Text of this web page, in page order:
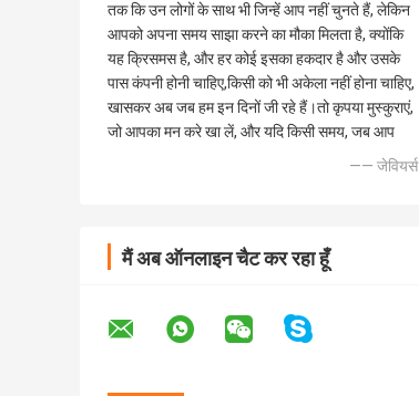
तक ​​कि उन लोगों के साथ भी जिन्हें आप नहीं चुनते हैं, लेकिन
आपको अपना समय साझा करने का मौका मिलता है, क्योंकि
यह क्रिसमस है, और हर कोई इसका हकदार है और उसके
पास कंपनी होनी चाहिए,किसी को भी अकेला नहीं होना चाहिए,
खासकर अब जब हम इन दिनों जी रहे हैं।तो कृपया मुस्कुराएं,
जो आपका मन करे खा लें, और यदि किसी समय, जब आप
—— जेवियर्स
मैं अब ऑनलाइन चैट कर रहा हूँ